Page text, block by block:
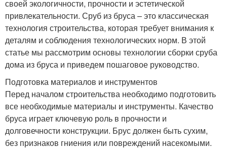
своей экологичности, прочности и эстетической
привлекательности. Сруб из бруса – это классическая
технология строительства, которая требует внимания к
деталям и соблюдения технологических норм. В этой
статье мы рассмотрим основы технологии сборки сруба
дома из бруса и приведем пошаговое руководство.
Подготовка материалов и инструментов
Перед началом строительства необходимо подготовить
все необходимые материалы и инструменты. Качество
бруса играет ключевую роль в прочности и
долговечности конструкции. Брус должен быть сухим,
без признаков гниения или повреждений насекомыми.